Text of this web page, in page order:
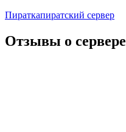
Пираткапиратский сервер
Отзывы о сервере